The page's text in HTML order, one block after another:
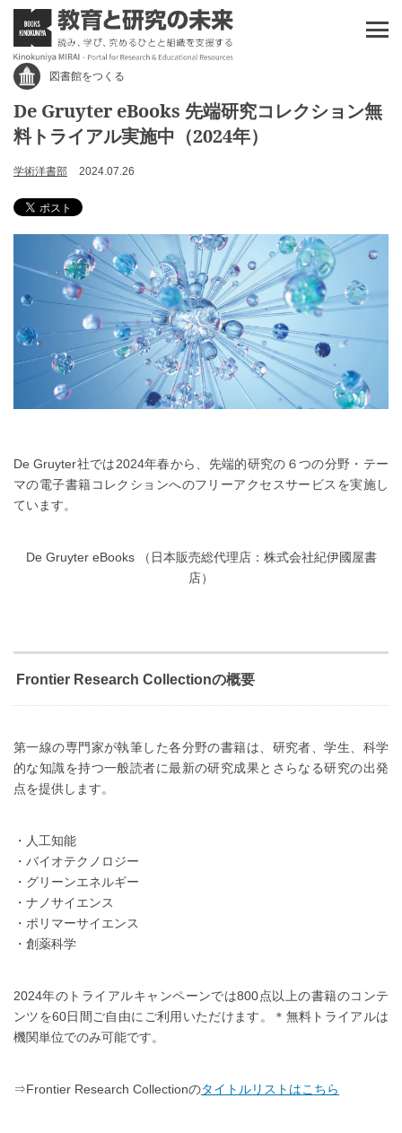
図書館をつくる
De Gruyter eBooks 先端研究コレクション無
料トライアル実施中（2024年）
学術洋書部 2024.07.26
De Gruyter社では2024年春から、先端的研究の６つの分野・テー
マの電子書籍コレクションへのフリーアクセスサービスを実施し
ています。
De Gruyter eBooks （日本販売総代理店：株式会社紀伊國屋書
店）
Frontier Research Collectionの概要
第一線の専門家が執筆した各分野の書籍は、研究者、学生、科学
的な知識を持つ一般読者に最新の研究成果とさらなる研究の出発
点を提供します。
・人工知能
・バイオテクノロジー
・グリーンエネルギー
・ナノサイエンス
・ポリマーサイエンス
・創薬科学
2024年のトライアルキャンペーンでは800点以上の書籍のコンテ
ンツを60日間ご自由にご利用いただけます。＊無料トライアルは
機関単位でのみ可能です。
⇒Frontier Research Collectionのタイトルリストはこちら